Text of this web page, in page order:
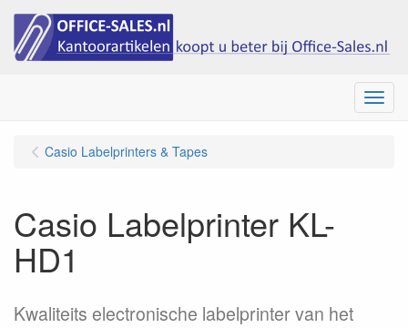
Menu
Casio Labelprinters & Tapes
Casio Labelprinter KL-
HD1
Kwaliteits electronische labelprinter van het